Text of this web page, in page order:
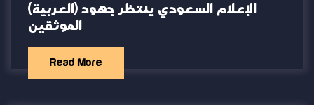
(العربية) الإعلام السعودي ينتظر جهود
الموثقين
Read More